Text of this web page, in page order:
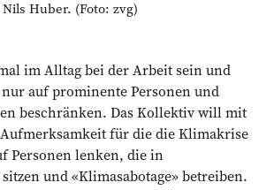
Huber. (Foto: zvg)
im Alltag bei der Arbeit sein und
auf prominente Personen und
beschränken. Das Kollektiv will mit
für die die Klimakrise
Personen lenken, die in
und «Klimasabotage» betreiben.